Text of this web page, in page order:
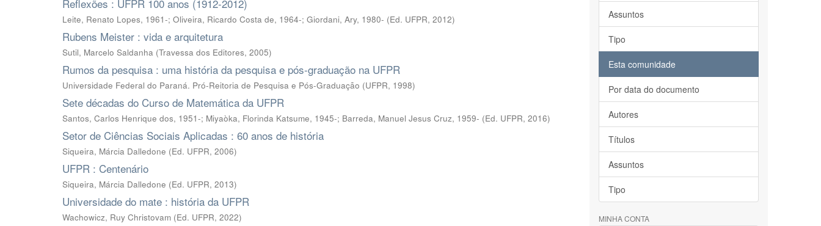
Reflexões : UFPR 100 anos (1912-2012)
Leite, Renato Lopes, 1961-; Oliveira, Ricardo Costa de, 1964-; Giordani, Ary, 1980- (Ed. UFPR, 2012)
Rubens Meister : vida e arquitetura
Sutil, Marcelo Saldanha (Travessa dos Editores, 2005)
Rumos da pesquisa : uma história da pesquisa e pós-graduação na UFPR
Universidade Federal do Paraná. Pró-Reitoria de Pesquisa e Pós-Graduação (UFPR, 1998)
Sete décadas do Curso de Matemática da UFPR
Santos, Carlos Henrique dos, 1951-; Miyaòka, Florinda Katsume, 1945-; Barreda, Manuel Jesus Cruz, 1959- (Ed. UFPR, 2016)
Setor de Ciências Sociais Aplicadas : 60 anos de história
Siqueira, Márcia Dalledone (Ed. UFPR, 2006)
UFPR : Centenário
Siqueira, Márcia Dalledone (Ed. UFPR, 2013)
Universidade do mate : história da UFPR
Wachowicz, Ruy Christovam (Ed. UFPR, 2022)
Assuntos
Tipo
Esta comunidade
Por data do documento
Autores
Títulos
Assuntos
Tipo
MINHA CONTA